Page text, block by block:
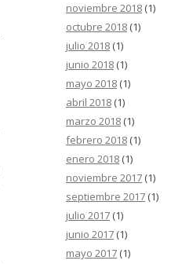
noviembre 2018 (1)
octubre 2018 (1)
julio 2018 (1)
junio 2018 (1)
mayo 2018 (1)
abril 2018 (1)
marzo 2018 (1)
febrero 2018 (1)
enero 2018 (1)
noviembre 2017 (1)
septiembre 2017 (1)
julio 2017 (1)
junio 2017 (1)
mayo 2017 (1)